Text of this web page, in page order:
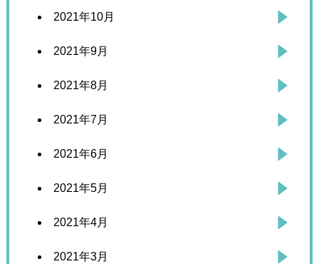
2021年10月
2021年9月
2021年8月
2021年7月
2021年6月
2021年5月
2021年4月
2021年3月